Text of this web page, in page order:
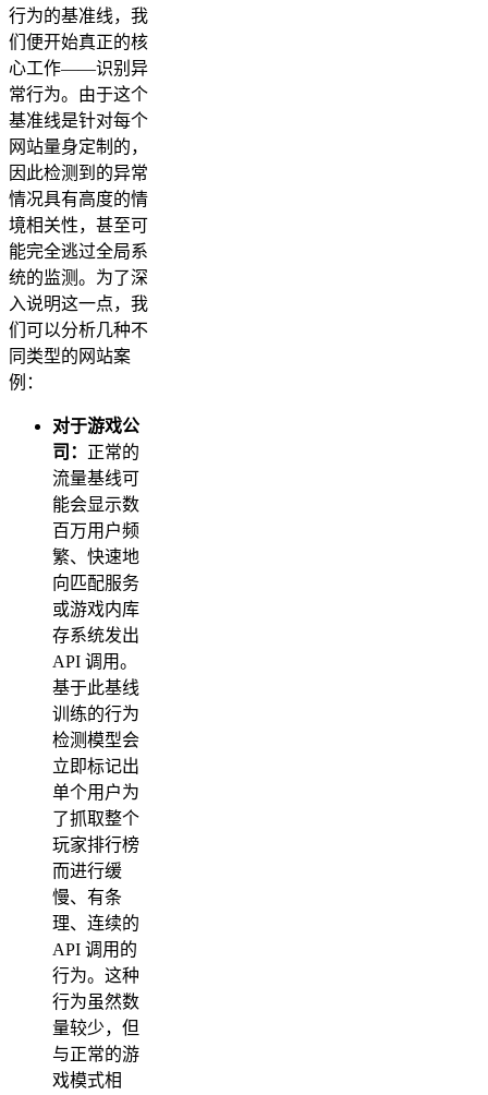
行为的基准线，我
们便开始真正的核
心工作——识别异
常行为。由于这个
基准线是针对每个
网站量身定制的，
因此检测到的异常
情况具有高度的情
境相关性，甚至可
能完全逃过全局系
统的监测。为了深
入说明这一点，我
们可以分析几种不
同类型的网站案
例：
对于游戏公
司： 正常的
流量基线可
能会显示数
百万用户频
繁、快速地
向匹配服务
或游戏内库
存系统发出
API 调用。
基于此基线
训练的行为
检测模型会
立即标记出
单个用户为
了抓取整个
玩家排行榜
而进行缓
慢、有条
理、连续的
API 调用的
行为。这种
行为虽然数
量较少，但
与正常的游
戏模式相